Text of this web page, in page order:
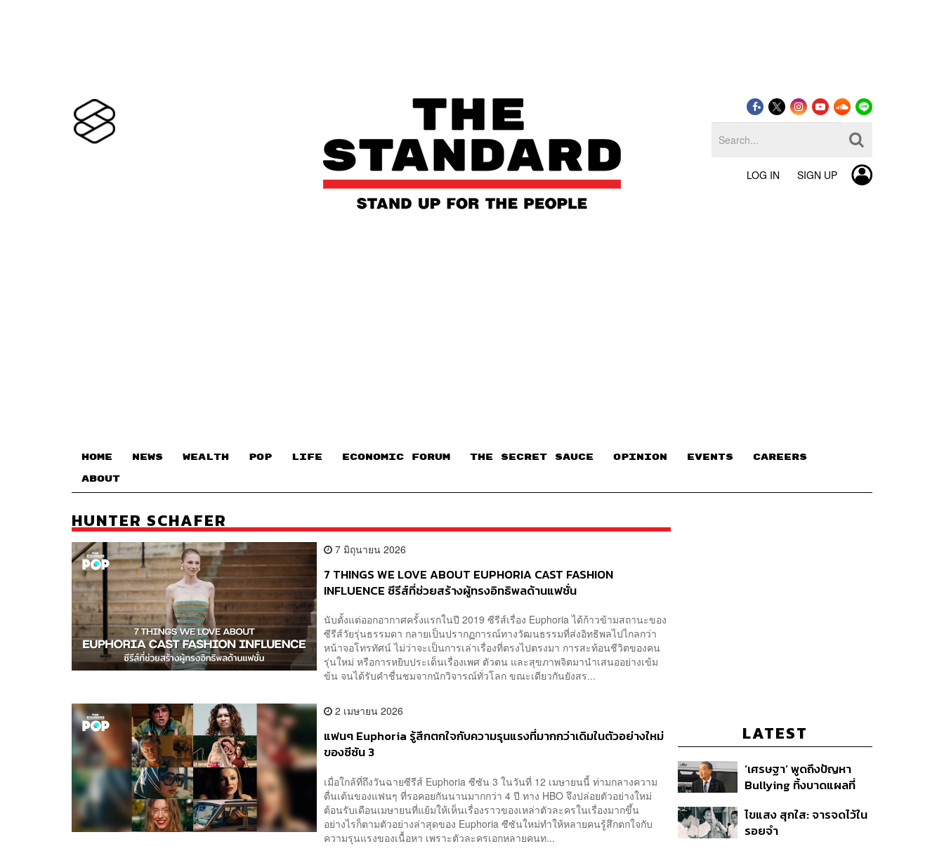
LOG IN SIGN UP
HOME NEWS WEALTH POP LIFE ECONOMIC FORUM THE SECRET SAUCE​ OPINION EVENTS CAREERS
ABOUT
HUNTER SCHAFER
7 มิถุนายน 2026
7 THINGS WE LOVE ABOUT EUPHORIA CAST FASHION
INFLUENCE ซีรีส์ที่ช่วยสร้างผู้ทรงอิทธิพลด้านแฟชั่น
นับตั้งแต่ออกอากาศครั้งแรกในปี 2019 ซีรีส์เรื่อง Euphoria ได้ก้าวข้ามสถานะของ
ซีรีส์วัยรุ่นธรรมดา กลายเป็นปรากฏการณ์ทางวัฒนธรรมที่ส่งอิทธิพลไปไกลกว่า
หน้าจอโทรทัศน์ ไม่ว่าจะเป็นการเล่าเรื่องที่ตรงไปตรงมา การสะท้อนชีวิตของคน
รุ่นใหม่ หรือการหยิบประเด็นเรื่องเพศ ตัวตน และสุขภาพจิตมานำเสนออย่างเข้ม
ข้น จนได้รับคำชื่นชมจากนักวิจารณ์ทั่วโลก ขณะเดียวกันยังสร...
2 เมษายน 2026
แฟนๆ Euphoria รู้สึกตกใจกับความรุนแรงที่มากกว่าเดิมในตัวอย่างใหม่
ของซีซัน 3
เมื่อใกล้ที่ถึงวันฉายซีรีส์ Euphoria ซีซัน 3 ในวันที่ 12 เมษายนนี้ ท่ามกลางความ
ตื่นเต้นของแฟนๆ ที่รอคอยกันนานมากกว่า 4 ปี ทาง HBO จึงปล่อยตัวอย่างใหม่
ต้อนรับเดือนเมษายนที่แย้มให้เห็นเรื่องราวของเหล่าตัวละครในเรื่องมากขึ้น
อย่างไรก็ตามตัวอย่างล่าสุดของ Euphoria ซีซันใหม่ทำให้หลายคนรู้สึกตกใจกับ
ความรุนแรงของเนื้อหา เพราะตัวละครเอกหลายคนท...
LATEST
‘เศรษฐา’ พูดถึงปัญหา
Bullying ทิ้งบาดแผลที่
รับฟัง-ช่วยเด็กให้เร็ว
ไขแสง สุกใส: จารจดไว้ใน
รอยจำ